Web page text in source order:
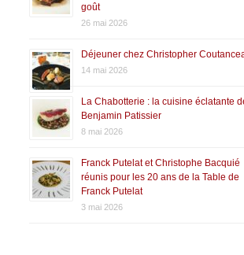
goût
26 mai 2026
Déjeuner chez Christopher
14 mai 2026
La Chabotterie : la cuisine éclatante
Benjamin Patissier
8 mai 2026
Franck Putelat et Christophe Bacquié
réunis pour les 20 ans de la Table de
Franck Putelat
3 mai 2026